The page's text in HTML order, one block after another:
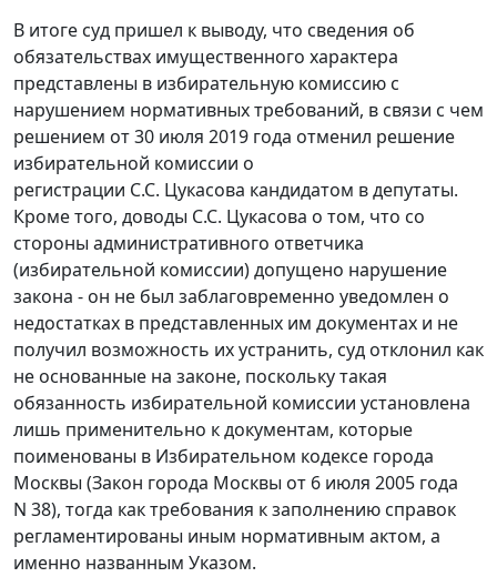
В итоге суд пришел к выводу, что сведения об
обязательствах имущественного характера
представлены в избирательную комиссию с
нарушением нормативных требований, в связи с чем
решением от 30 июля 2019 года отменил решение
избирательной комиссии о
регистрации С.С. Цукасова кандидатом в депутаты.
Кроме того, доводы С.С. Цукасова о том, что со
стороны административного ответчика
(избирательной комиссии) допущено нарушение
закона - он не был заблаговременно уведомлен о
недостатках в представленных им документах и не
получил возможность их устранить, суд отклонил как
не основанные на законе, поскольку такая
обязанность избирательной комиссии установлена
лишь применительно к документам, которые
поименованы в Избирательном кодексе города
Москвы (Закон города Москвы от 6 июля 2005 года
N 38), тогда как требования к заполнению справок
регламентированы иным нормативным актом, а
именно названным Указом.